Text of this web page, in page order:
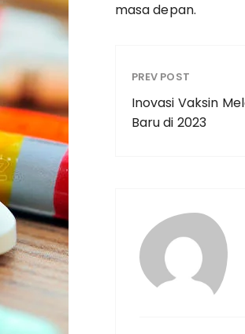
masa depan.
PREV POST
Inovasi Vaksin
Baru di 2023